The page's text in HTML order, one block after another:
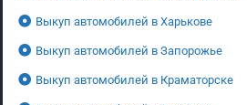
Выкуп автомобилей в Харькове
Выкуп автомобилей в Запорожье
Выкуп автомобилей в Краматорске